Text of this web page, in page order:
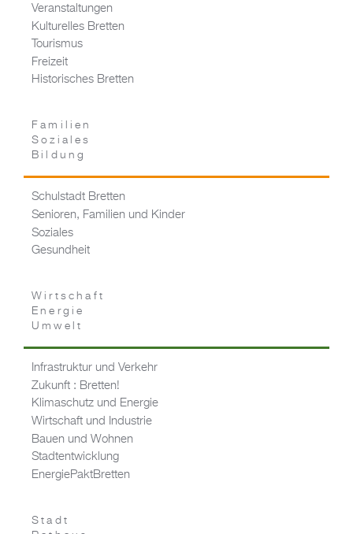
Veranstaltungen
Kulturelles Bretten
Tourismus
Freizeit
Historisches Bretten
Familien
Soziales
Bildung
Schulstadt Bretten
Senioren, Familien und Kinder
Soziales
Gesundheit
Wirtschaft
Energie
Umwelt
Infrastruktur und Verkehr
Zukunft : Bretten!
Klimaschutz und Energie
Wirtschaft und Industrie
Bauen und Wohnen
Stadtentwicklung
EnergiePaktBretten
Stadt